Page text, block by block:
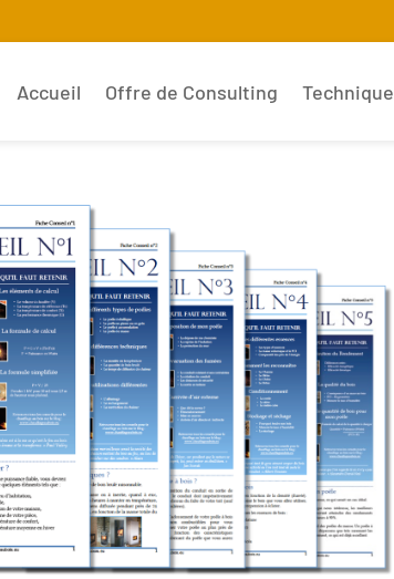
Accueil Offre de Consulting Technique